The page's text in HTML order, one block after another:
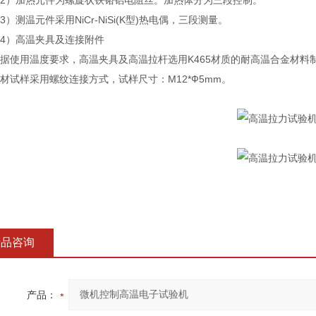
温元件采用NiCr-NiSi(K型)热电偶，三段测量。
高温夹具及连接附件
用温度要求，高温夹具及高温拉杆选用K465材质的耐高温合金材料
样采用螺纹连接方式，试样尺寸：M12*Ф5mm。
咨询
产品：